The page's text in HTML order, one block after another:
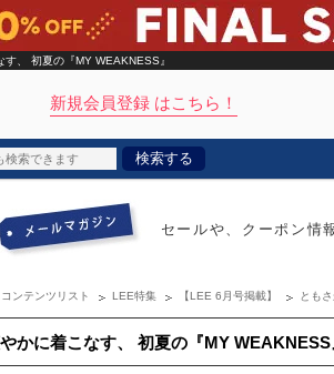
、 初夏の『MY WEAKNESS』
新規会員登録 はこちら！
検索する
ム
セールや、クーポン情
コンテンツリスト LEE特集 【LEE 6月号掲載】 とも
かに着こなす、 初夏の『MY WEAKNESS